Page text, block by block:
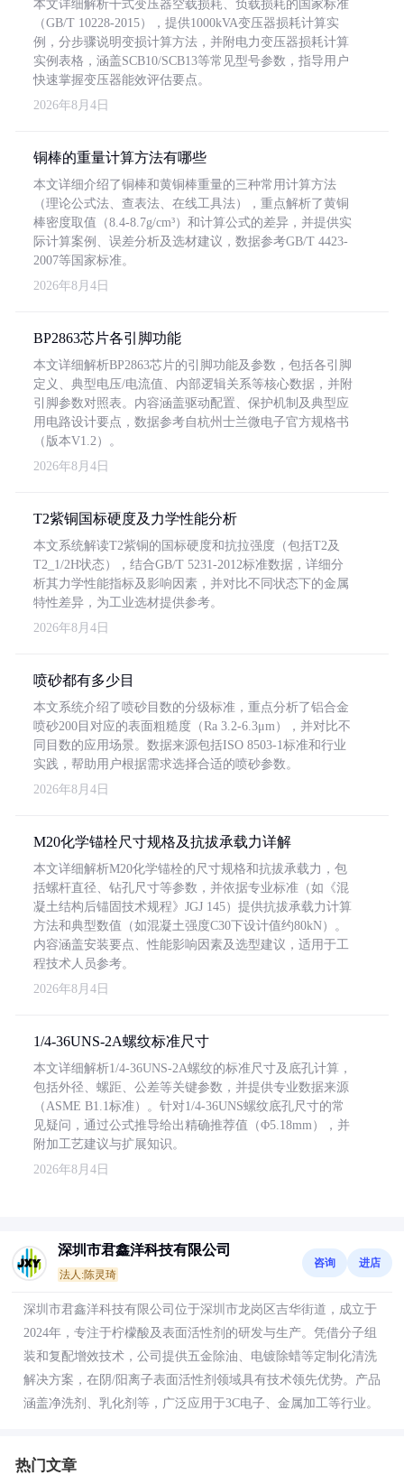
本文详细解析干式变压器空载损耗、负载损耗的国家标准
（GB/T 10228-2015），提供1000kVA变压器损耗计算实
例，分步骤说明变损计算方法，并附电力变压器损耗计算
实例表格，涵盖SCB10/SCB13等常见型号参数，指导用户
快速掌握变压器能效评估要点。
2026年8月4日
铜棒的重量计算方法有哪些
本文详细介绍了铜棒和黄铜棒重量的三种常用计算方法
（理论公式法、查表法、在线工具法），重点解析了黄铜
棒密度取值（8.4-8.7g/cm³）和计算公式的差异，并提供实
际计算案例、误差分析及选材建议，数据参考GB/T 4423-
2007等国家标准。
2026年8月4日
BP2863芯片各引脚功能
本文详细解析BP2863芯片的引脚功能及参数，包括各引脚
定义、典型电压/电流值、内部逻辑关系等核心数据，并附
引脚参数对照表。内容涵盖驱动配置、保护机制及典型应
用电路设计要点，数据参考自杭州士兰微电子官方规格书
（版本V1.2）。
2026年8月4日
T2紫铜国标硬度及力学性能分析
本文系统解读T2紫铜的国标硬度和抗拉强度（包括T2及
T2_1/2H状态），结合GB/T 5231-2012标准数据，详细分
析其力学性能指标及影响因素，并对比不同状态下的金属
特性差异，为工业选材提供参考。
2026年8月4日
喷砂都有多少目
本文系统介绍了喷砂目数的分级标准，重点分析了铝合金
喷砂200目对应的表面粗糙度（Ra 3.2-6.3μm），并对比不
同目数的应用场景。数据来源包括ISO 8503-1标准和行业
实践，帮助用户根据需求选择合适的喷砂参数。
2026年8月4日
M20化学锚栓尺寸规格及抗拔承载力详解
本文详细解析M20化学锚栓的尺寸规格和抗拔承载力，包
括螺杆直径、钻孔尺寸等参数，并依据专业标准（如《混
凝土结构后锚固技术规程》JGJ 145）提供抗拔承载力计算
方法和典型数值（如混凝土强度C30下设计值约80kN）。
内容涵盖安装要点、性能影响因素及选型建议，适用于工
程技术人员参考。
2026年8月4日
1/4-36UNS-2A螺纹标准尺寸
本文详细解析1/4-36UNS-2A螺纹的标准尺寸及底孔计算，
包括外径、螺距、公差等关键参数，并提供专业数据来源
（ASME B1.1标准）。针对1/4-36UNS螺纹底孔尺寸的常
见疑问，通过公式推导给出精确推荐值（Φ5.18mm），并
附加工艺建议与扩展知识。
2026年8月4日
深圳市君鑫洋科技有限公司
法人:陈灵琦
咨询 进店
深圳市君鑫洋科技有限公司位于深圳市龙岗区吉华街道，成立于
2024年，专注于柠檬酸及表面活性剂的研发与生产。凭借分子组
装和复配增效技术，公司提供五金除油、电镀除蜡等定制化清洗
解决方案，在阴/阳离子表面活性剂领域具有技术领先优势。产品
涵盖净洗剂、乳化剂等，广泛应用于3C电子、金属加工等行业。
热门文章